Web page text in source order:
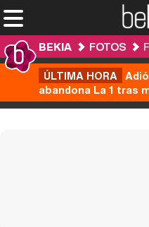
BEKIA FOTOS
ÚLTIMA HORA
abandona La 1 tras